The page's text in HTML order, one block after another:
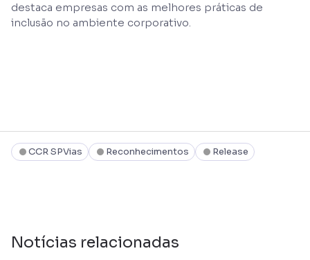
destaca empresas com as melhores práticas de
inclusão no ambiente corporativo.
CCR SPVias Reconhecimentos Release
Notícias relacionadas